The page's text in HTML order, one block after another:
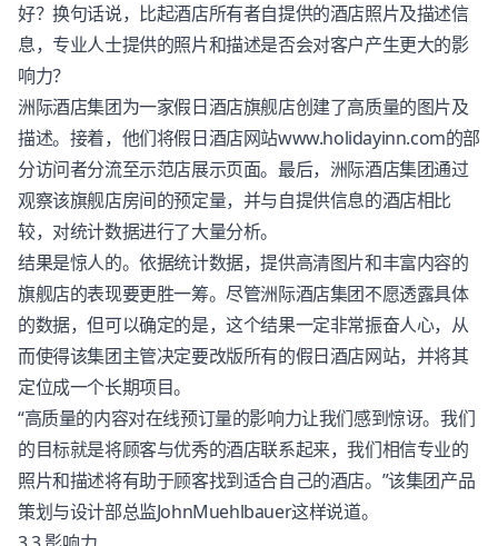
好？换句话说，比起酒店所有者自提供的酒店照片及描述信
息，专业人士提供的照片和描述是否会对客户产生更大的影
响力？
洲际酒店集团为一家假日酒店旗舰店创建了高质量的图片及
描述。接着，他们将假日酒店网站www.holidayinn.com的部
分访问者分流至示范店展示页面。最后，洲际酒店集团通过
观察该旗舰店房间的预定量，并与自提供信息的酒店相比
较，对统计数据进行了大量分析。
结果是惊人的。依据统计数据，提供高清图片和丰富内容的
旗舰店的表现要更胜一筹。尽管洲际酒店集团不愿透露具体
的数据，但可以确定的是，这个结果一定非常振奋人心，从
而使得该集团主管决定要改版所有的假日酒店网站，并将其
定位成一个长期项目。
“高质量的内容对在线预订量的影响力让我们感到惊讶。我们
的目标就是将顾客与优秀的酒店联系起来，我们相信专业的
照片和描述将有助于顾客找到适合自己的酒店。”该集团产品
策划与设计部总监JohnMuehlbauer这样说道。